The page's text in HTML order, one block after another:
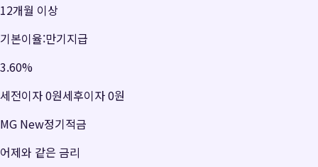
12개월 이상
기본이율:만기지급
3.60%
세전이자0원세후이자0원
MG New정기적금
어제와 같은 금리